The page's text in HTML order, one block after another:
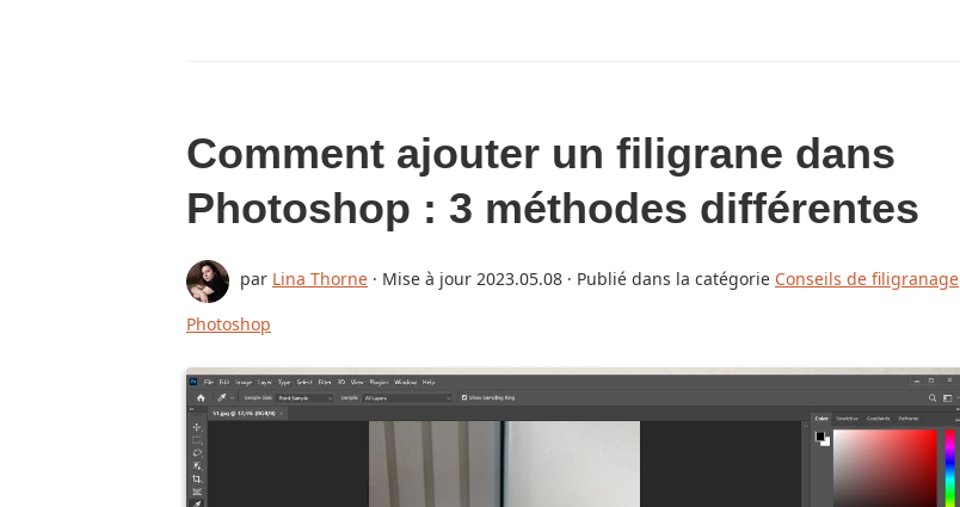
Comment ajouter un filigrane dans
Photoshop : 3 méthodes différentes
par Lina Thorne · Mise à jour 2023.05.08 · Publié dans la catégorie Conseils de filigranage
Photoshop